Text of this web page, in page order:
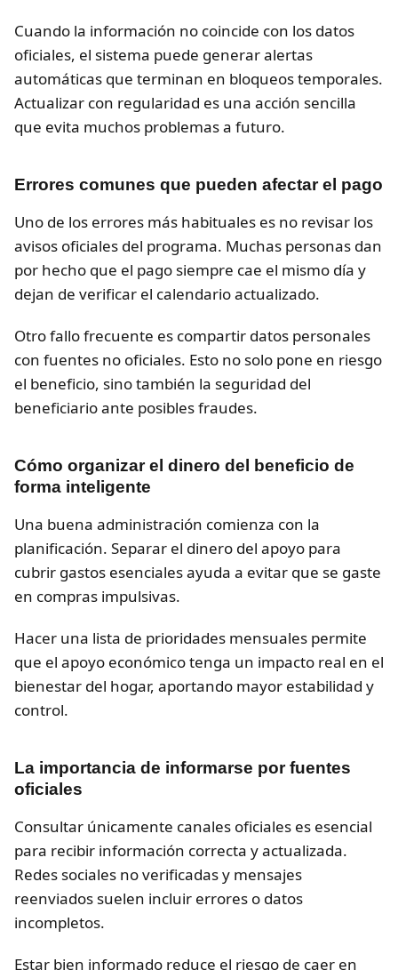
Cuando la información no coincide con los datos
oficiales, el sistema puede generar alertas
automáticas que terminan en bloqueos temporales.
Actualizar con regularidad es una acción sencilla
que evita muchos problemas a futuro.
Errores comunes que pueden afectar el pago
Uno de los errores más habituales es no revisar los
avisos oficiales del programa. Muchas personas dan
por hecho que el pago siempre cae el mismo día y
dejan de verificar el calendario actualizado.
Otro fallo frecuente es compartir datos personales
con fuentes no oficiales. Esto no solo pone en riesgo
el beneficio, sino también la seguridad del
beneficiario ante posibles fraudes.
Cómo organizar el dinero del beneficio de
forma inteligente
Una buena administración comienza con la
planificación. Separar el dinero del apoyo para
cubrir gastos esenciales ayuda a evitar que se gaste
en compras impulsivas.
Hacer una lista de prioridades mensuales permite
que el apoyo económico tenga un impacto real en el
bienestar del hogar, aportando mayor estabilidad y
control.
La importancia de informarse por fuentes
oficiales
Consultar únicamente canales oficiales es esencial
para recibir información correcta y actualizada.
Redes sociales no verificadas y mensajes
reenviados suelen incluir errores o datos
incompletos.
Estar bien informado reduce el riesgo de caer en